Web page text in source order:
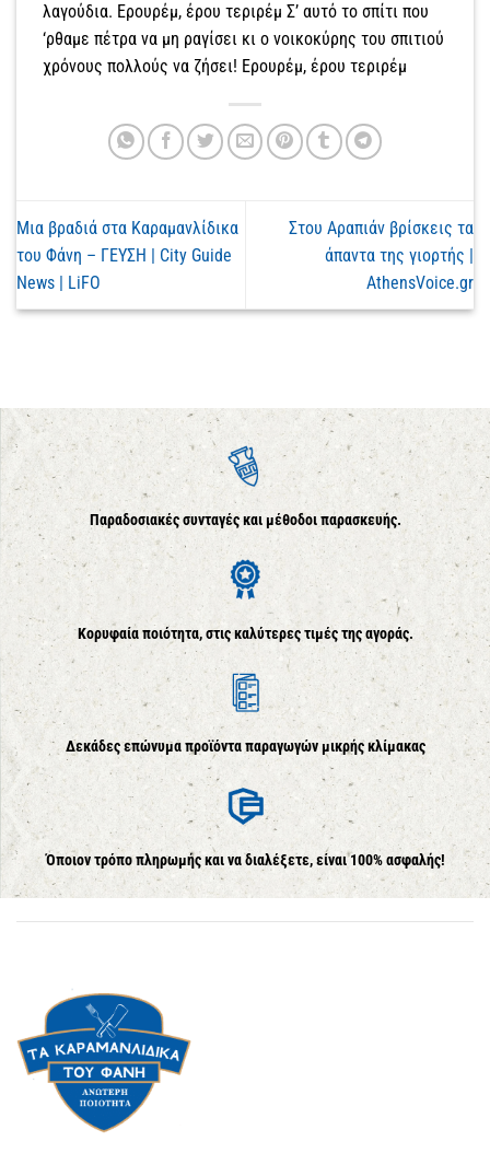
λαγούδια. Ερουρέμ, έρου τεριρέμ Σ’ αυτό το σπίτι που
‘ρθαμε πέτρα να μη ραγίσει κι ο νοικοκύρης του σπιτιού
χρόνους πολλούς να ζήσει! Ερουρέμ, έρου τεριρέμ
Μια βραδιά στα Καραμανλίδικα
του Φάνη – ΓΕΥΣΗ | City Guide
News | LiFO
Στου Αραπιάν βρίσκεις τα
άπαντα της γιορτής |
AthensVoice.gr
Παραδοσιακές συνταγές και μέθοδοι παρασκευής.
Κορυφαία ποιότητα, στις καλύτερες τιμές της αγοράς.
Δεκάδες επώνυμα προϊόντα παραγωγών μικρής κλίμακας
Όποιον τρόπο πληρωμής και να διαλέξετε, είναι 100% ασφαλής!